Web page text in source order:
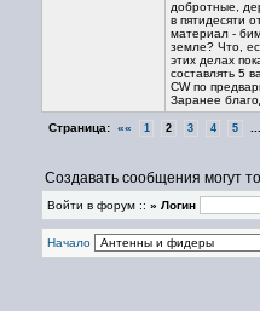
добротные,
в пятидесяти
материал -
земле? Что,
этих делах
составлять 5
CW по
Заранее
Страница: «« 1 2 3 4 5
Создавать сообщения могут
Войти в форум :: » Логин
Начало